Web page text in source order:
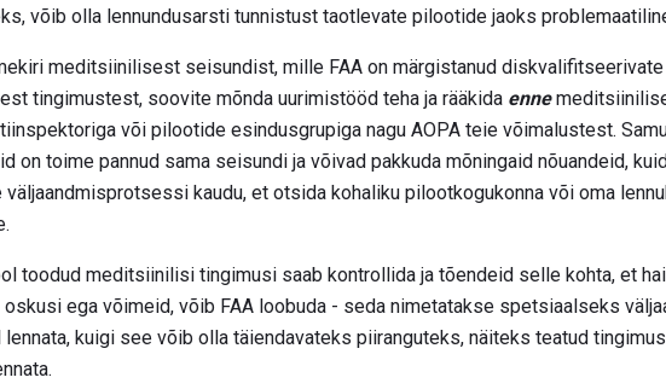
võib olla lennundusarsti tunnistust taotlevate pilootide jaoks
meditsiinilisest seisundist, mille FAA on märgistanud
tingimustest, soovite mõnda uurimistööd teha ja rääkida enne
või pilootide esindusgrupiga nagu AOPA teie võimalustest.
on toime pannud sama seisundi ja võivad pakkuda mõningaid nõuandeid,
kaudu, et otsida kohaliku pilootkogukonna või oma
toodud meditsiinilisi tingimusi saab kontrollida ja tõendeid selle kohta, et
ega võimeid, võib FAA loobuda - seda nimetatakse spetsiaalseks
kuigi see võib olla täiendavateks piiranguteks, näiteks teatud